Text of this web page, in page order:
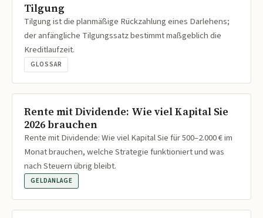
Tilgung
Tilgung ist die planmäßige Rückzahlung eines Darlehens;
der anfängliche Tilgungssatz bestimmt maßgeblich die
Kreditlaufzeit.
GLOSSAR
Rente mit Dividende: Wie viel Kapital Sie
2026 brauchen
Rente mit Dividende: Wie viel Kapital Sie für 500–2.000 € im
Monat brauchen, welche Strategie funktioniert und was
nach Steuern übrig bleibt.
GELDANLAGE